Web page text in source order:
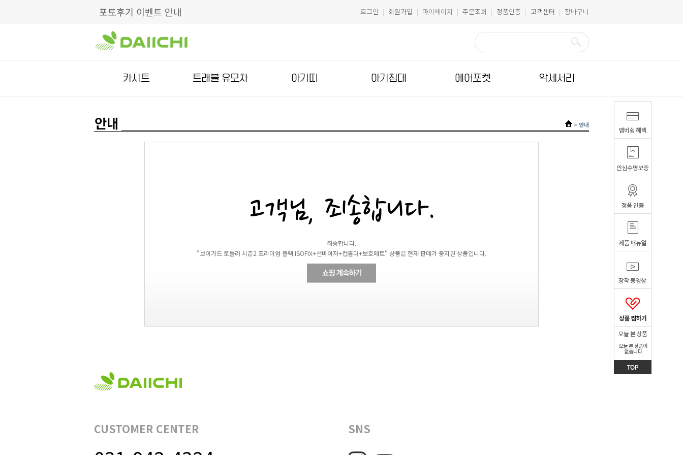
포토후기 이벤트 안내 로그인 | 회원가입 | 마이페이지 | 주문조회 | 정품인증 | 고객센터 | 장바구니
카시트 트래블 유모차 아기띠 아기침대 에어포켓 악세서리
> 안내
죄송합니다.
"브이가드 토들러 시즌2 프리미엄 블랙 ISOFIX+선바이저+컵홀더+보호매트" 상품은 현재 판매가 중지된 상품입니다.
CUSTOMER CENTER SNS